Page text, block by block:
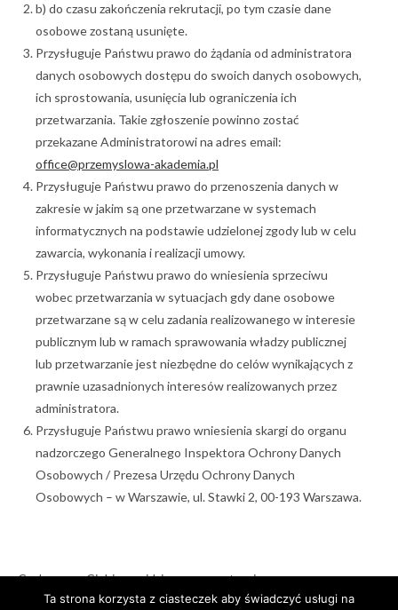
b) do czasu zakończenia rekrutacji, po tym czasie dane
osobowe zostaną usunięte.
Przysługuje Państwu prawo do żądania od administratora
danych osobowych dostępu do swoich danych osobowych,
ich sprostowania, usunięcia lub ograniczenia ich
przetwarzania. Takie zgłoszenie powinno zostać
przekazane Administratorowi na adres email:
office@przemyslowa-akademia.pl
Przysługuje Państwu prawo do przenoszenia danych w
zakresie w jakim są one przetwarzane w systemach
informatycznych na podstawie udzielonej zgody lub w celu
zawarcia, wykonania i realizacji umowy.
Przysługuje Państwu prawo do wniesienia sprzeciwu
wobec przetwarzania w sytuacjach gdy dane osobowe
przetwarzane są w celu zadania realizowanego w interesie
publicznym lub w ramach sprawowania władzy publicznej
lub przetwarzanie jest niezbędne do celów wynikających z
prawnie uzasadnionych interesów realizowanych przez
administratora.
Przysługuje Państwu prawo wniesienia skargi do organu
nadzorczego Generalnego Inspektora Ochrony Danych
Osobowych / Prezesa Urzędu Ochrony Danych
Osobowych – w Warszawie, ul. Stawki 2, 00-193 Warszawa.
Czekamy na Ciebie, znajdziesz nas na stronie:
www.przemyslowa-akademia.pl
Ta strona korzysta z ciasteczek aby świadczyć usługi na